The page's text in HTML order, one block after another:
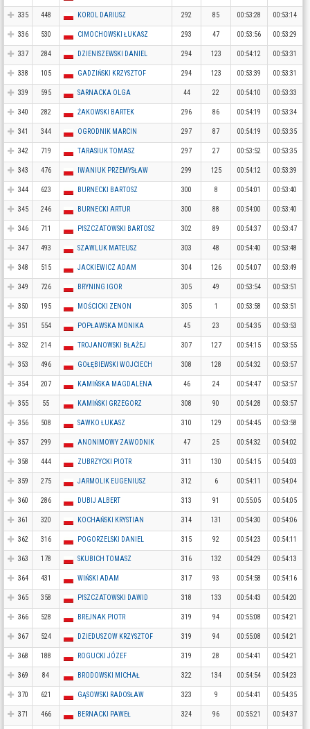
335 448 KOROL DARIUSZ 292 85 00:53:28 00:53:14
336 530 CIMOCHOWSKI ŁUKASZ 293 47 00:53:56 00:53:29
337 284 DZIENISZEWSKI DANIEL 294 123 00:54:12 00:53:31
338 105 GADZIŃSKI KRZYSZTOF 294 123 00:53:39 00:53:31
339 595 SARNACKA OLGA 44 22 00:54:10 00:53:33
340 282 ŻAKOWSKI BARTEK 296 86 00:54:19 00:53:34
341 344 OGRODNIK MARCIN 297 87 00:54:19 00:53:35
342 719 TARASIUK TOMASZ 297 27 00:53:52 00:53:35
343 476 IWANIUK PRZEMYSŁAW 299 125 00:54:12 00:53:39
344 623 BURNECKI BARTOSZ 300 8 00:54:01 00:53:40
345 246 BURNECKI ARTUR 300 88 00:54:00 00:53:40
346 711 PISZCZATOWSKI BARTOSZ 302 89 00:54:37 00:53:47
347 493 SZAWLUK MATEUSZ 303 48 00:54:40 00:53:48
348 515 JACKIEWICZ ADAM 304 126 00:54:07 00:53:49
349 726 BRYNING IGOR 305 49 00:53:54 00:53:51
350 195 MOŚCICKI ZENON 305 1 00:53:58 00:53:51
351 554 POPŁAWSKA MONIKA 45 23 00:54:35 00:53:53
352 214 TROJANOWSKI BŁAŻEJ 307 127 00:54:15 00:53:55
353 496 GOŁĘBIEWSKI WOJCIECH 308 128 00:54:32 00:53:57
354 207 KAMIŃSKA MAGDALENA 46 24 00:54:47 00:53:57
355 55 KAMIŃSKI GRZEGORZ 308 90 00:54:28 00:53:57
356 508 SAWKO ŁUKASZ 310 129 00:54:45 00:53:58
357 299 ANONIMOWY ZAWODNIK 47 25 00:54:32 00:54:02
358 444 ZUBRZYCKI PIOTR 311 130 00:54:15 00:54:03
359 275 JARMOLIK EUGENIUSZ 312 6 00:54:11 00:54:04
360 286 DUBIJ ALBERT 313 91 00:55:05 00:54:05
361 320 KOCHAŃSKI KRYSTIAN 314 131 00:54:30 00:54:06
362 316 POGORZELSKI DANIEL 315 92 00:54:23 00:54:11
363 178 SKUBICH TOMASZ 316 132 00:54:29 00:54:13
364 431 WIŃSKI ADAM 317 93 00:54:58 00:54:16
365 358 PISZCZATOWSKI DAWID 318 133 00:54:43 00:54:20
366 528 BREJNAK PIOTR 319 94 00:55:08 00:54:21
367 524 DZIEDUSZOW KRZYSZTOF 319 94 00:55:08 00:54:21
368 188 ROGUCKI JÓZEF 319 28 00:54:41 00:54:21
369 84 BRODOWSKI MICHAŁ 322 134 00:54:54 00:54:23
370 621 GĄSOWSKI RADOSŁAW 323 9 00:54:41 00:54:35
371 466 BERNACKI PAWEŁ 324 96 00:55:21 00:54:37